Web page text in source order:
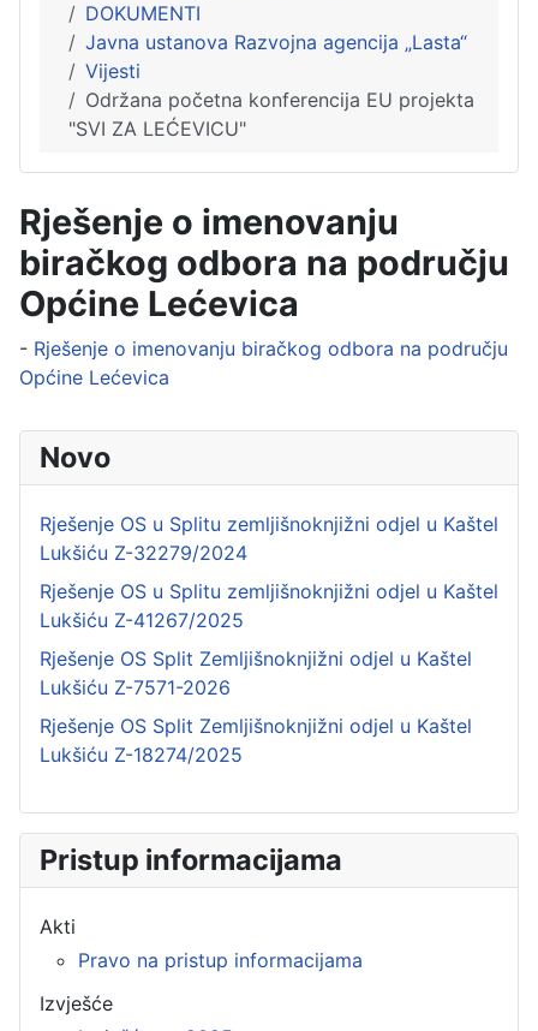
DOKUMENTI
Javna ustanova Razvojna agencija „Lasta“
Vijesti
Održana početna konferencija EU projekta
"SVI ZA LEĆEVICU"
Rješenje o imenovanju
biračkog odbora na području
Općine Lećevica
- Rješenje o imenovanju biračkog odbora na području
Općine Lećevica
Novo
Rješenje OS u Splitu zemljišnoknjižni odjel u Kaštel
Lukšiću Z-32279/2024
Rješenje OS u Splitu zemljišnoknjižni odjel u Kaštel
Lukšiću Z-41267/2025
Rješenje OS Split Zemljišnoknjižni odjel u Kaštel
Lukšiću Z-7571-2026
Rješenje OS Split Zemljišnoknjižni odjel u Kaštel
Lukšiću Z-18274/2025
Pristup informacijama
Akti
Pravo na pristup informacijama
Izvješće